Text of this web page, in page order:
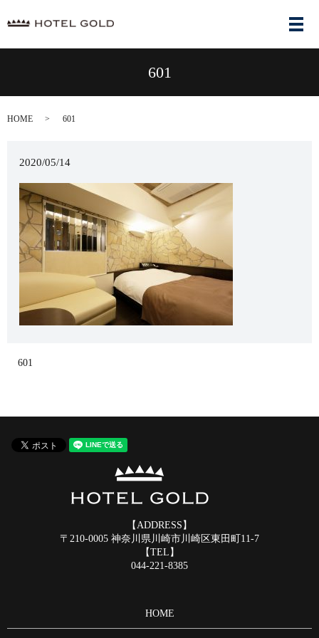
メ
601
HOME 601
2020/05/14
601
【ADDRESS】
〒210-0005 神奈川県川崎市川崎区東田町11-7
【TEL】
044-221-8385
HOME